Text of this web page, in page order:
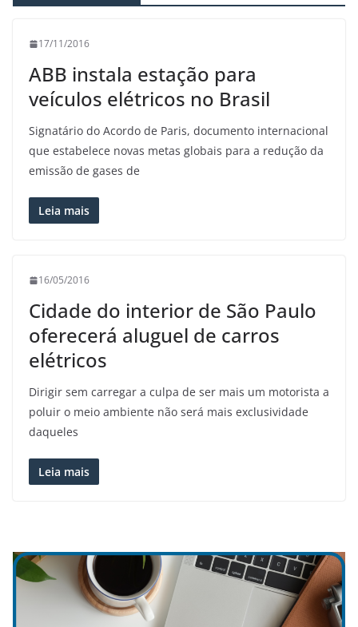
17/11/2016
ABB instala estação para
veículos elétricos no Brasil
Signatário do Acordo de Paris, documento internacional
que estabelece novas metas globais para a redução da
emissão de gases de
Leia mais
16/05/2016
Cidade do interior de São Paulo
oferecerá aluguel de carros
elétricos
Dirigir sem carregar a culpa de ser mais um motorista a
poluir o meio ambiente não será mais exclusividade
daqueles
Leia mais